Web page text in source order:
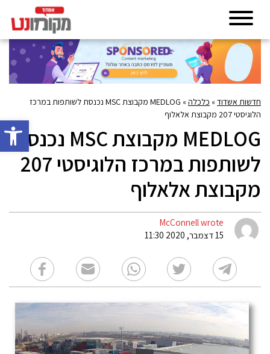
פתח
חדשות אשדוד» כלכלה»
MEDLOG מקבוצת MSC נכנסת לשותפות במרכז
הלוגיסטי 207 מקבוצת אלאלוף
MEDLOG מקבוצת MSC נכנסת
לשותפות במרכז הלוגיסטי 207
מקבוצת אלאלוף
McConnell wrote
15 דצמבר, 2020 11:30